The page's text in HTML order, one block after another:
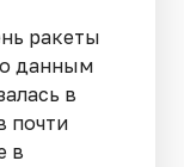
ракеты
данным
в
почти
в